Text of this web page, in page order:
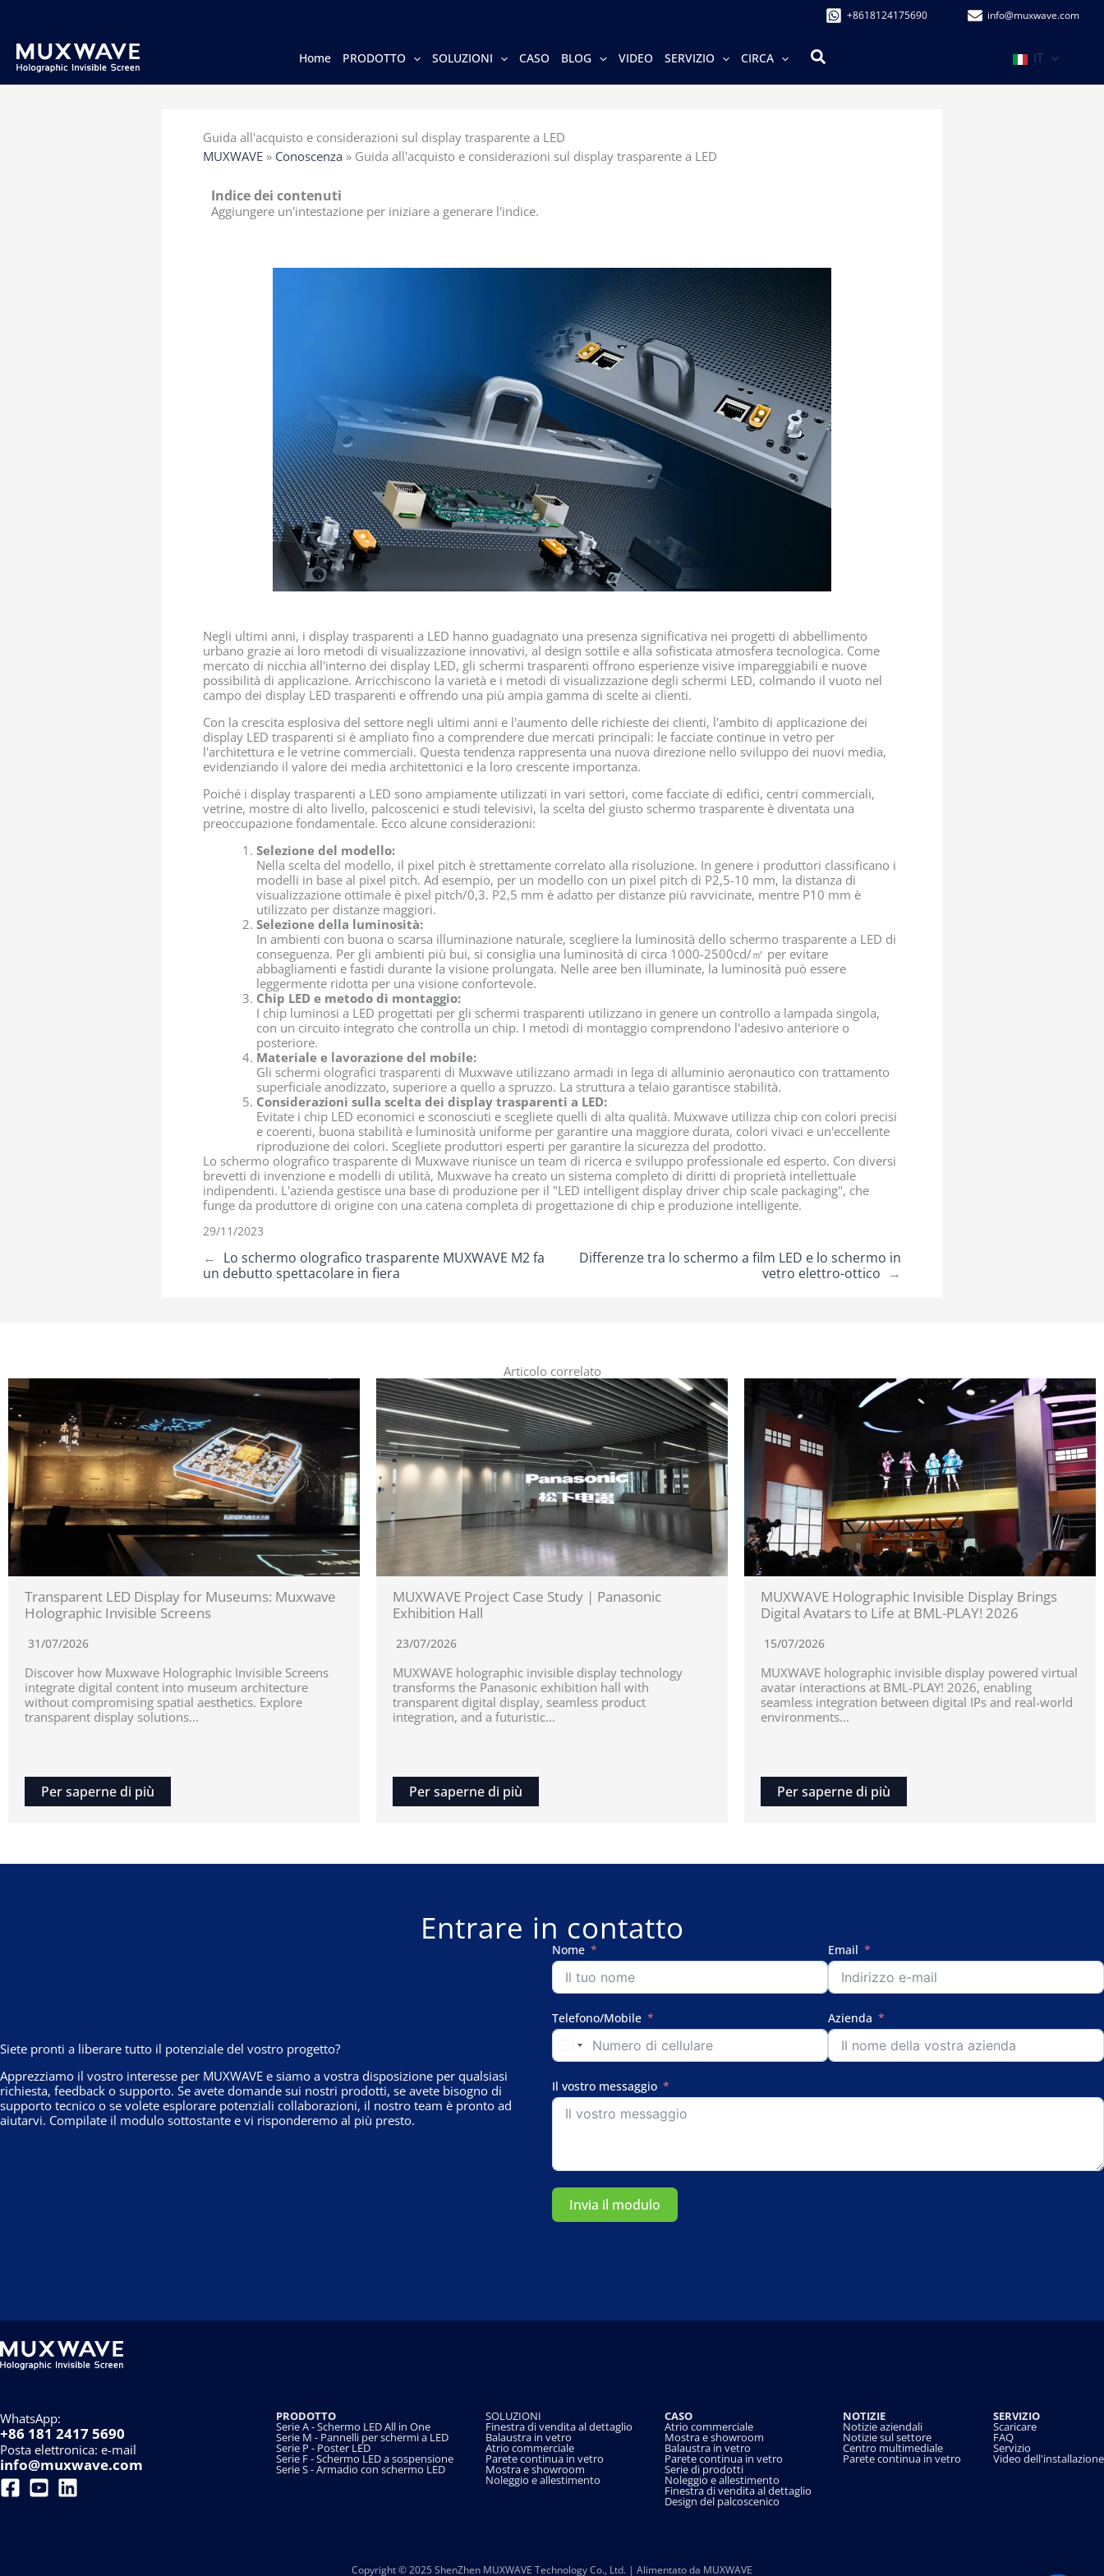
+8618124175690 info@muxwave.com
Home PRODOTTO SOLUZIONI CASO BLOG VIDEO SERVIZIO CIRCA Cerca IT
Guida all'acquisto e considerazioni sul display trasparente a LED
MUXWAVE » Conoscenza » Guida all'acquisto e considerazioni sul display trasparente a LED
Indice dei contenuti
Aggiungere un'intestazione per iniziare a generare l'indice.
Negli ultimi anni, i display trasparenti a LED hanno guadagnato una presenza significativa nei progetti di abbellimento
urbano grazie ai loro metodi di visualizzazione innovativi, al design sottile e alla sofisticata atmosfera tecnologica. Come
mercato di nicchia all'interno dei display LED, gli schermi trasparenti offrono esperienze visive impareggiabili e nuove
possibilità di applicazione. Arricchiscono la varietà e i metodi di visualizzazione degli schermi LED, colmando il vuoto nel
campo dei display LED trasparenti e offrendo una più ampia gamma di scelte ai clienti.
Con la crescita esplosiva del settore negli ultimi anni e l'aumento delle richieste dei clienti, l'ambito di applicazione dei
display LED trasparenti si è ampliato fino a comprendere due mercati principali: le facciate continue in vetro per
l'architettura e le vetrine commerciali. Questa tendenza rappresenta una nuova direzione nello sviluppo dei nuovi media,
evidenziando il valore dei media architettonici e la loro crescente importanza.
Poiché i display trasparenti a LED sono ampiamente utilizzati in vari settori, come facciate di edifici, centri commerciali,
vetrine, mostre di alto livello, palcoscenici e studi televisivi, la scelta del giusto schermo trasparente è diventata una
preoccupazione fondamentale. Ecco alcune considerazioni:
Selezione del modello:
Nella scelta del modello, il pixel pitch è strettamente correlato alla risoluzione. In genere i produttori classificano i
modelli in base al pixel pitch. Ad esempio, per un modello con un pixel pitch di P2,5-10 mm, la distanza di
visualizzazione ottimale è pixel pitch/0,3. P2,5 mm è adatto per distanze più ravvicinate, mentre P10 mm è
utilizzato per distanze maggiori.
Selezione della luminosità:
In ambienti con buona o scarsa illuminazione naturale, scegliere la luminosità dello schermo trasparente a LED di
conseguenza. Per gli ambienti più bui, si consiglia una luminosità di circa 1000-2500cd/㎡ per evitare
abbagliamenti e fastidi durante la visione prolungata. Nelle aree ben illuminate, la luminosità può essere
leggermente ridotta per una visione confortevole.
Chip LED e metodo di montaggio:
I chip luminosi a LED progettati per gli schermi trasparenti utilizzano in genere un controllo a lampada singola,
con un circuito integrato che controlla un chip. I metodi di montaggio comprendono l'adesivo anteriore o
posteriore.
Materiale e lavorazione del mobile:
Gli schermi olografici trasparenti di Muxwave utilizzano armadi in lega di alluminio aeronautico con trattamento
superficiale anodizzato, superiore a quello a spruzzo. La struttura a telaio garantisce stabilità.
Considerazioni sulla scelta dei display trasparenti a LED:
Evitate i chip LED economici e sconosciuti e scegliete quelli di alta qualità. Muxwave utilizza chip con colori precisi
e coerenti, buona stabilità e luminosità uniforme per garantire una maggiore durata, colori vivaci e un'eccellente
riproduzione dei colori. Scegliete produttori esperti per garantire la sicurezza del prodotto.
Lo schermo olografico trasparente di Muxwave riunisce un team di ricerca e sviluppo professionale ed esperto. Con diversi
brevetti di invenzione e modelli di utilità, Muxwave ha creato un sistema completo di diritti di proprietà intellettuale
indipendenti. L'azienda gestisce una base di produzione per il "LED intelligent display driver chip scale packaging", che
funge da produttore di origine con una catena completa di progettazione di chip e produzione intelligente.
29/11/2023
← Lo schermo olografico trasparente MUXWAVE M2 fa
un debutto spettacolare in fiera
Differenze tra lo schermo a film LED e lo schermo in
vetro elettro-ottico →
Articolo correlato
Transparent LED Display for Museums: Muxwave
Holographic Invisible Screens
31/07/2026
Discover how Muxwave Holographic Invisible Screens
integrate digital content into museum architecture
without compromising spatial aesthetics. Explore
transparent display solutions...
Per saperne di più
MUXWAVE Project Case Study | Panasonic
Exhibition Hall
23/07/2026
MUXWAVE holographic invisible display technology
transforms the Panasonic exhibition hall with
transparent digital display, seamless product
integration, and a futuristic...
Per saperne di più
MUXWAVE Holographic Invisible Display Brings
Digital Avatars to Life at BML-PLAY! 2026
15/07/2026
MUXWAVE holographic invisible display powered virtual
avatar interactions at BML-PLAY! 2026, enabling
seamless integration between digital IPs and real-world
environments...
Per saperne di più
Entrare in contatto
Siete pronti a liberare tutto il potenziale del vostro progetto?
Apprezziamo il vostro interesse per MUXWAVE e siamo a vostra disposizione per qualsiasi
richiesta, feedback o supporto. Se avete domande sui nostri prodotti, se avete bisogno di
supporto tecnico o se volete esplorare potenziali collaborazioni, il nostro team è pronto ad
aiutarvi. Compilate il modulo sottostante e vi risponderemo al più presto.
Nome Email
Telefono/Mobile Azienda
Il vostro messaggio
Invia il modulo
WhatsApp:
+86 181 2417 5690
Posta elettronica: e-mail
info@muxwave.com
PRODOTTO
Serie A - Schermo LED All in One
Serie M - Pannelli per schermi a LED
Serie P - Poster LED
Serie F - Schermo LED a sospensione
Serie S - Armadio con schermo LED
SOLUZIONI
Finestra di vendita al dettaglio
Balaustra in vetro
Atrio commerciale
Parete continua in vetro
Mostra e showroom
Noleggio e allestimento
CASO
Atrio commerciale
Mostra e showroom
Balaustra in vetro
Parete continua in vetro
Serie di prodotti
Noleggio e allestimento
Finestra di vendita al dettaglio
Design del palcoscenico
NOTIZIE
Notizie aziendali
Notizie sul settore
Centro multimediale
Parete continua in vetro
SERVIZIO
Scaricare
FAQ
Servizio
Video dell'installazione
Copyright © 2025ShenZhen MUXWAVE Technology Co., Ltd. | Alimentato da MUXWAVE